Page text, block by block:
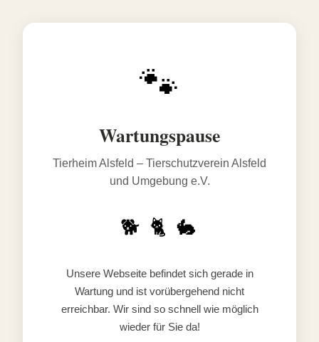
🐾
Wartungspause
Tierheim Alsfeld – Tierschutzverein Alsfeld
und Umgebung e.V.
🐕 🐈 🐇
Unsere Webseite befindet sich gerade in
Wartung und ist vorübergehend nicht
erreichbar. Wir sind so schnell wie möglich
wieder für Sie da!